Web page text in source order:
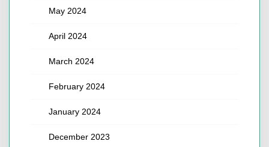
May 2024
April 2024
March 2024
February 2024
January 2024
December 2023